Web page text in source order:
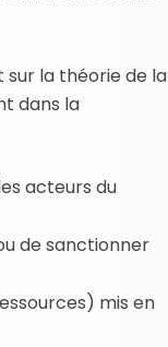
sur la théorie de la
dans la
acteurs du
de sanctionner
mis en